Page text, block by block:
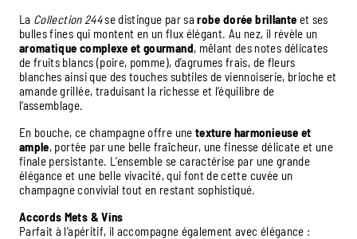
La Collection 244se distingue par sarobe dorée brillante et ses
bulles fines qui montent en un flux élégant. Au nez, il révèle un
aromatique complexe et gourmand, mêlant des notes délicates
de fruits blancs (poire, pomme), d’agrumes frais, de fleurs
blanches ainsi que des touches subtiles de viennoiserie, brioche et
amande grillée, traduisant la richesse et l’équilibre de
l’assemblage.
En bouche, ce champagne offre une texture harmonieuse et
ample, portée par une belle fraîcheur, une finesse délicate et une
finale persistante. L’ensemble se caractérise par une grande
élégance et une belle vivacité, qui font de cette cuvée un
champagne convivial tout en restant sophistiqué.
Accords Mets & Vins
Parfait à l’apéritif, il accompagne également avec élégance :